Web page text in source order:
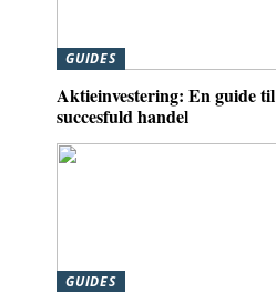
GUIDES
Aktieinvestering: En guide til
succesfuld handel
GUIDES